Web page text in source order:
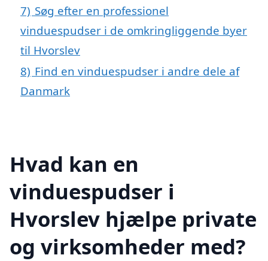
7) Søg efter en professionel
vinduespudser i de omkringliggende byer
til Hvorslev
8) Find en vinduespudser i andre dele af
Danmark
Hvad kan en
vinduespudser i
Hvorslev hjælpe private
og virksomheder med?